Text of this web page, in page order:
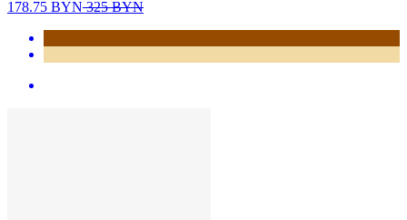
178.75 BYN325BYN